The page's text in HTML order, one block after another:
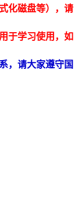
化磁盘等），请
于学习使用，如
，请大家遵守国